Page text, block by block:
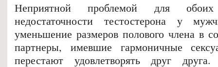
Неприятной проблемой для
недостаточности тестостерона у
уменьшение размеров полового члена в
партнеры, имевшие гармоничные
перестают удовлетворять друг друга.